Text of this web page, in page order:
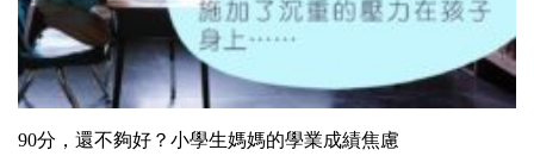
90分，還不夠好？小學生媽媽的學業成績焦慮